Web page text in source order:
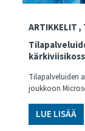
ARTIKKELIT
Tilapalveluiden
joukkoon
LUE LISÄÄ